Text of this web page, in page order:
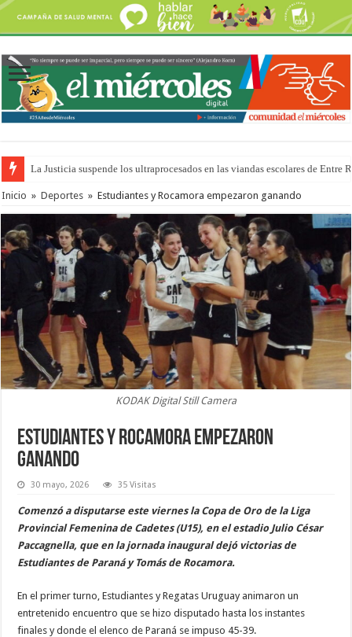
La Justicia suspende los ultraprocesados en las viandas escolares de Entre
Se presentará la obra “La Runfla de los Macanos”
Inicio » Deportes » Estudiantes y Rocamora empezaron ganando
KODAK Digital Still Camera
Estudiantes y Rocamora empezaron
ganando
30 mayo, 2026 35 Visitas
Comenzó a disputarse este viernes la Copa de Oro de la Liga
Provincial Femenina de Cadetes (U15), en el estadio Julio César
Paccagnella, que en la jornada inaugural dejó victorias de
Estudiantes de Paraná y Tomás de Rocamora.
En el primer turno, Estudiantes y Regatas Uruguay animaron un
entretenido encuentro que se hizo disputado hasta los instantes
finales y donde el elenco de Paraná se impuso 45-39.